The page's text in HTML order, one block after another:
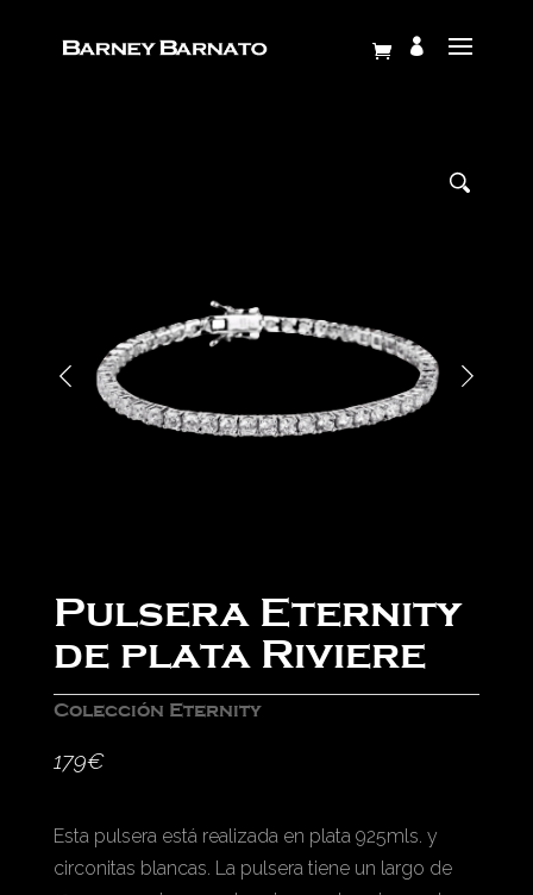
Pulsera Eternity
de plata Riviere
Colección Eternity
179€
Esta pulsera está realizada en plata 925mls. y
circonitas blancas. La pulsera tiene un largo de